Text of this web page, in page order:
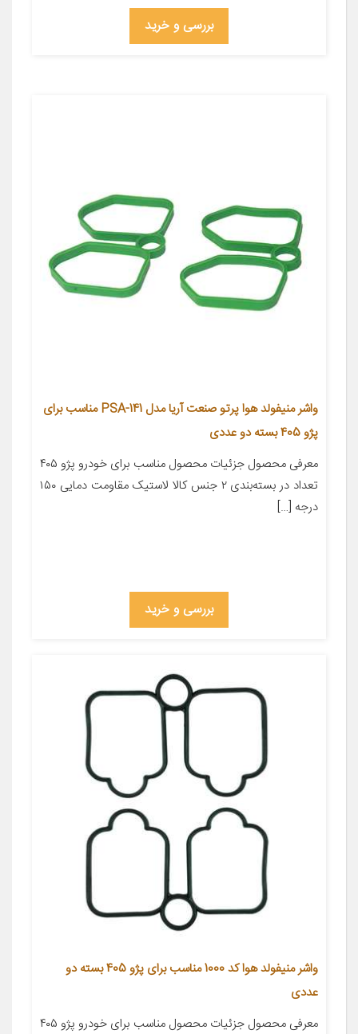
بررسی و خرید
واشر منیفولد هوا پرتو صنعت آریا مدل PSA-141 مناسب برای
پژو 405 بسته دو عددی
معرفی محصول جزئیات محصول مناسب برای خودرو پژو ۴۰۵
تعداد در بسته‌بندی ۲ جنس کالا لاستیک مقاومت دمایی ۱۵۰
درجه […]
بررسی و خرید
واشر منیفولد هوا کد 1000 مناسب برای پژو 405 بسته دو
عددی
معرفی محصول جزئیات محصول مناسب برای خودرو پژو ۴۰۵